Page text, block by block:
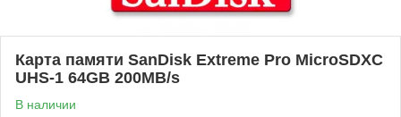
Карта памяти SanDisk Extreme Pro MicroSDXC
UHS-1 64GB 200MB/s
В наличии